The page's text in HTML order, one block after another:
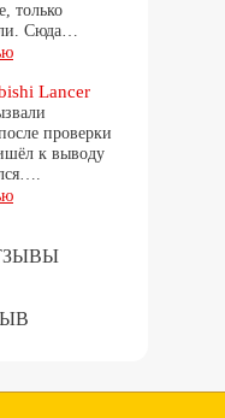
только
Сюда…
Lancer
проверки
к выводу